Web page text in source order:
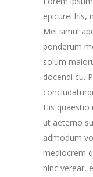
epicurei his,
Mei simul
ponderum
solum
docendi cu.
His quaestio
ut aeterno
admodum
mediocrem
hinc verear,